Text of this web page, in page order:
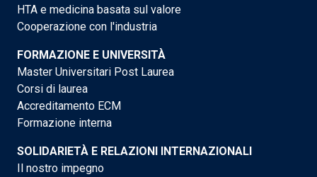
HTA e medicina basata sul valore
Cooperazione con l'industria
FORMAZIONE E UNIVERSITÀ
Master Universitari Post Laurea
Corsi di laurea
Accreditamento ECM
Formazione interna
SOLIDARIETÀ E RELAZIONI INTERNAZIONALI
Il nostro impegno